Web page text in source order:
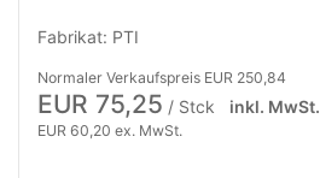
Fabrikat: PTI
Normaler Verkaufspreis EUR 250,84
EUR 75,25 / Stck inkl. MwSt.
EUR 60,20 ex. MwSt.